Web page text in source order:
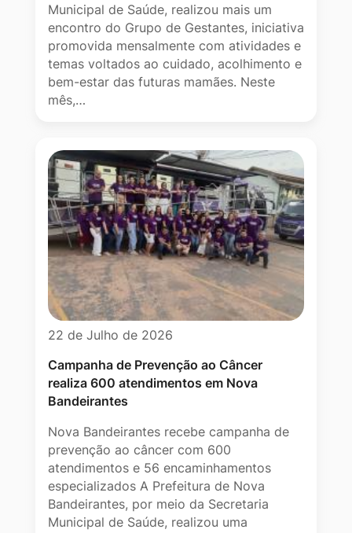
Municipal de Saúde, realizou mais um
encontro do Grupo de Gestantes, iniciativa
promovida mensalmente com atividades e
temas voltados ao cuidado, acolhimento e
bem-estar das futuras mamães. Neste
mês,…
22 de Julho de 2026
Campanha de Prevenção ao Câncer
realiza 600 atendimentos em Nova
Bandeirantes
Nova Bandeirantes recebe campanha de
prevenção ao câncer com 600
atendimentos e 56 encaminhamentos
especializados A Prefeitura de Nova
Bandeirantes, por meio da Secretaria
Municipal de Saúde, realizou uma